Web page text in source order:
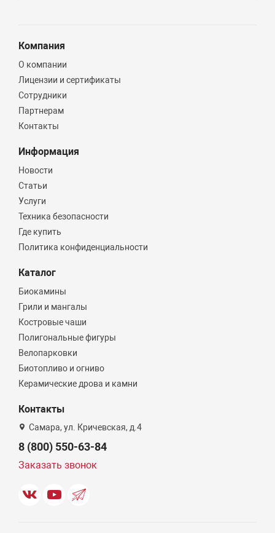
Компания
О компании
Лицензии и сертификаты
Сотрудники
Партнерам
Контакты
Информация
Новости
Статьи
Услуги
Техника безопасности
Где купить
Политика конфиденциальности
Каталог
Биокамины
Грили и мангалы
Костровые чаши
Полигональные фигуры
Велопарковки
Биотопливо и огниво
Керамические дрова и камни
Контакты
Самара, ул. Кричевская, д.4
8 (800) 550-63-84
Заказать звонок